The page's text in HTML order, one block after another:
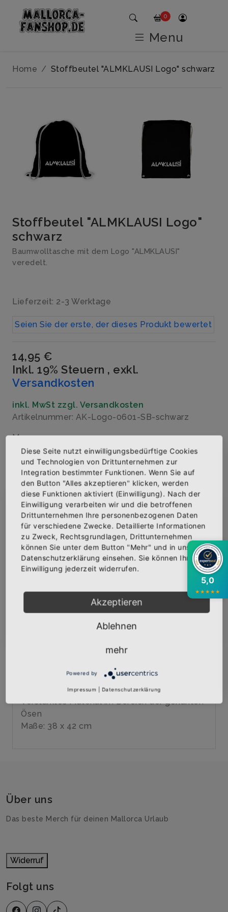
Home Stoffbeutel "ALMKLAUSI Logo" schwarz
Stoffbeutel "ALMKLAUSI Logo"
schwarz
Baumwolltasche mit dem Logo "ALMKLAUSI"
veredelt.
Lieferzeit: 2-3 Werktage
Seien Sie der erste, der dieses Produkt bewertet
14,95 €
Inkl. 19% Steuern , exkl.
Versandkosten
inkl. MwSt zzgl. Versandkosten
Artikelnummer: AK-Logo-0601-SB-schwarz
Menge
IN DEN WARENKORB
AUF DIE WUNSCHLISTE
BESCHREIBUNG INFOS BEWERTUNGEN
Über den Artikel
Baumwolltasche mit dem Logo "ALMKLAUSI"
Durch Riegelnähte verstärkter Ausgang der
Kordelführung
Verstärktes Material im Bereich der genähten
Ösen
Maße: 38 x 42 cm
Über uns
Das beste Merch für deinen Mallorca Urlaub
Widerruf
Folgt uns
Abonniere jetzt unseren Newsletter
Bekomme die aktuellsten News über neue
Produkte und zudem einen 10% Gutschein für
deine nächste Bestellung.
Abonnieren
0
Menu
5,0
★★★★★
Diese Seite nutzt einwilligungsbedürftige Cookies
und Technologien von Drittunternehmen zur
Integration bestimmter Funktionen. Wenn Sie auf
den Button "Alles akzeptieren" klicken, werden
diese Funktionen aktiviert (Einwilligung). Nach der
Einwilligung verarbeiten wir und die betroffenen
Drittunternehmen Ihre personenbezogenen Daten
für verschiedene Zwecke. Detaillierte Informationen
zu Zweck, Rechtsgrundlagen, Drittunternehmen
können Sie unter dem Button "Mehr" und in unserer
Datenschutzerklärung einsehen. Sie können Ihre
Einwilligung jederzeit widerrufen.
Akzeptieren
Ablehnen
mehr
Powered by
Impressum Datenschutzerklärung